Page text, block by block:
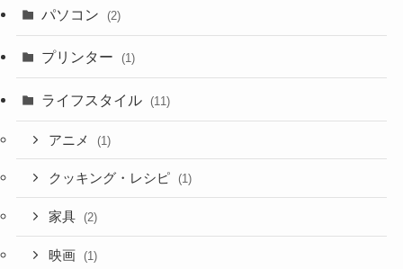
パソコン (2)
プリンター (1)
ライフスタイル (11)
アニメ (1)
クッキング・レシピ (1)
家具 (2)
映画 (1)